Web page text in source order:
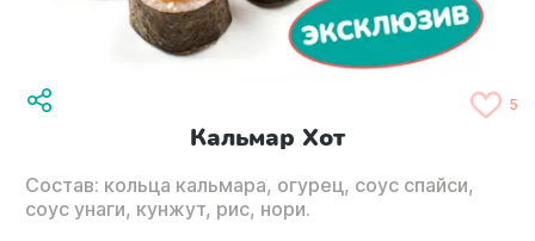
5
Кальмар Хот
Состав: кольца кальмара, огурец, соус спайси,
соус унаги, кунжут, рис, нори.